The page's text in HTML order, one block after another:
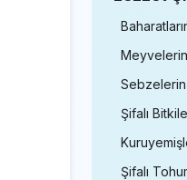
Sebzelerin
Şifalı
Şifalı